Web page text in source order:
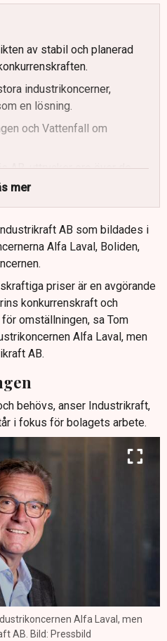
av stabil och planerad
industrikoncerner,
en lösning.
och Vattenfall om
AB, uttrycker oro över de
påverkan.
många energiintensiva
mer
AB som bildades i
Alfa Laval, Boliden,
priser är en avgörande
konkurrenskraft och
omställningen, sa Tom
Alfa Laval, men
AB.
behövs, anser Industrikraft,
i fokus för bolagets arbete.
Alfa Laval, men
AB. Bild: Pressbild